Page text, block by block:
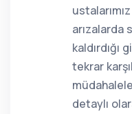
arızalarda
kaldırdığı
tekrar
detaylı